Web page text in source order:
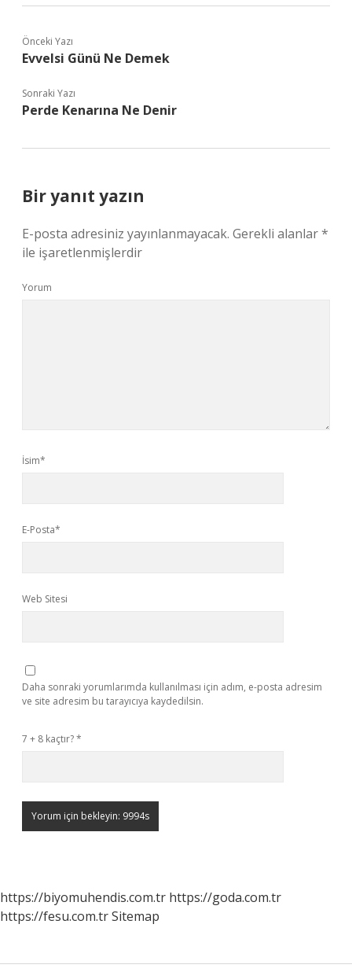
Önceki Yazı
Evvelsi Günü Ne Demek
Sonraki Yazı
Perde Kenarına Ne Denir
Bir yanıt yazın
E-posta adresiniz yayınlanmayacak. Gerekli alanlar*
ile işaretlenmişlerdir
Yorum
İsim*
E-Posta*
Web Sitesi
Daha sonraki yorumlarımda kullanılması için adım, e-posta adresim
ve site adresim bu tarayıcıya kaydedilsin.
7 + 8 kaçtır?*
https://biyomuhendis.com.tr https://goda.com.tr
https://fesu.com.trSitemap